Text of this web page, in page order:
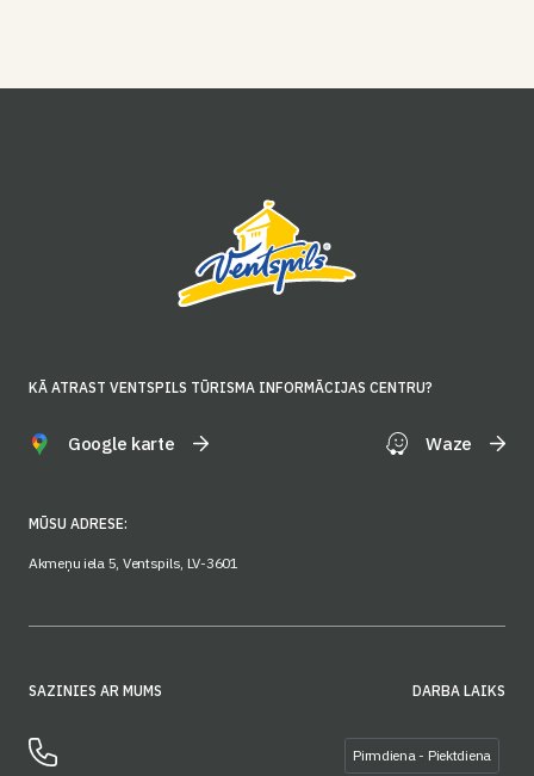
KĀ ATRAST VENTSPILS TŪRISMA INFORMĀCIJAS CENTRU?
Google karte Waze
MŪSU ADRESE:
Akmeņu iela 5, Ventspils, LV-3601
SAZINIES AR MUMS DARBA LAIKS
Pirmdiena - Piektdiena